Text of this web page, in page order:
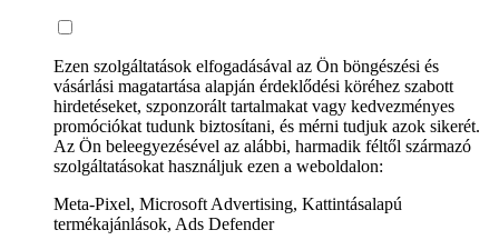
Ezen szolgáltatások elfogadásával az Ön böngészési és
vásárlási magatartása alapján érdeklődési köréhez szabott
hirdetéseket, szponzorált tartalmakat vagy kedvezményes
promóciókat tudunk biztosítani, és mérni tudjuk azok sikerét.
Az Ön beleegyezésével az alábbi, harmadik féltől származó
szolgáltatásokat használjuk ezen a weboldalon:
Meta-Pixel, Microsoft Advertising, Kattintásalapú
termékajánlások, Ads Defender